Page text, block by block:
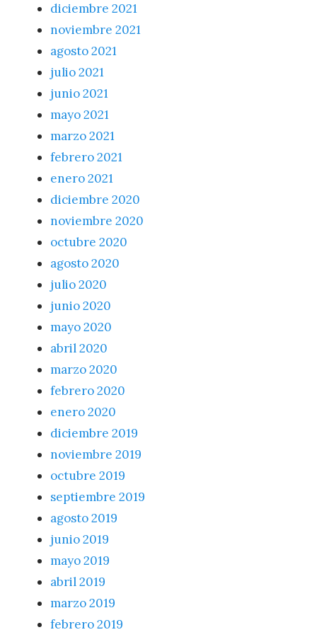
diciembre 2021
noviembre 2021
agosto 2021
julio 2021
junio 2021
mayo 2021
marzo 2021
febrero 2021
enero 2021
diciembre 2020
noviembre 2020
octubre 2020
agosto 2020
julio 2020
junio 2020
mayo 2020
abril 2020
marzo 2020
febrero 2020
enero 2020
diciembre 2019
noviembre 2019
octubre 2019
septiembre 2019
agosto 2019
junio 2019
mayo 2019
abril 2019
marzo 2019
febrero 2019